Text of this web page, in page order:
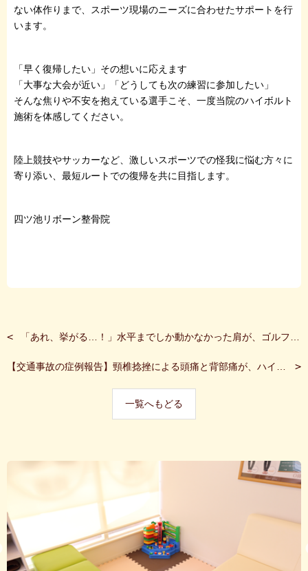
ない体作りまで、スポーツ現場のニーズに合わせたサポートを行
います。
「早く復帰したい」その想いに応えます
「大事な大会が近い」「どうしても次の練習に参加したい」
そんな焦りや不安を抱えている選手こそ、一度当院のハイボルト
施術を体感してください。
陸上競技やサッカーなど、激しいスポーツでの怪我に悩む方々に
寄り添い、最短ルートでの復帰を共に目指します。
四ツ池リボーン整骨院
一覧へもどる